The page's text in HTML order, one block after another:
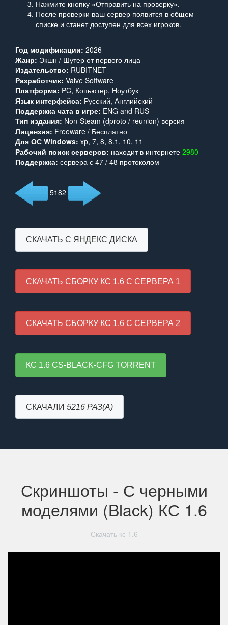
Нажмите кнопку «Отправить на проверку».
После проверки ваш сервер появится в общем
списке и станет доступен для всех игроков.
Год модификации: 2026
Жанр: Экшн / Шутер от первого лица
Издательство: RUBITNET
Разработчик: Valve Software
Платформа: PC, Копьютер, Ноутбук
Язык интерфейса: Русский, Английский
Поддержка чата в игре: ENG and RUS
Тип издания: Non-Steam (dproto / reunion) версия
Лицензия: Freeware / Бесплатно
Для ОС Windows: xp, 7, 8, 8.1, 10, 11
Рабочий поиск серверов: находит в интернете 2980
Поддержка: сервера с 47 / 48 протоколом
5182
СКАЧАТЬ С ЯНДЕКС ДИСКА
СКАЧАТЬ СБОРКУ КС 1.6 С СЕРВЕРА 1
СКАЧАТЬ СБОРКУ КС 1.6 С СЕРВЕРА 2
КС 1.6 CS-BLACK-CFG TORRENT
СКАЧАЛИ 5216 РАЗ(А)
Скриншоты - С черными
моделями (Black) КС 1.6
Скачать кс 1.6